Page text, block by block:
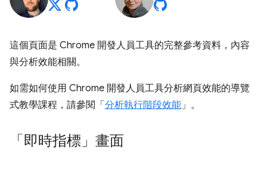
這個頁面是 Chrome 開發人員工具的完整參考資料，內容
與分析效能相關。
如需如何使用 Chrome 開發人員工具分析網頁效能的導覽
式教學課程，請參閱「 分析執行階段效能」。
「即時指標」畫面